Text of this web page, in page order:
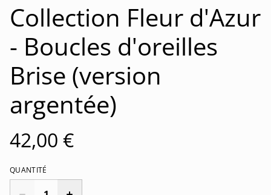
Collection Fleur d'Azur
- Boucles d'oreilles
Brise (version
argentée)
42,00 €
QUANTITÉ